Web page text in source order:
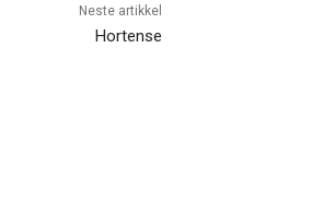
Neste artikkel
Hortense